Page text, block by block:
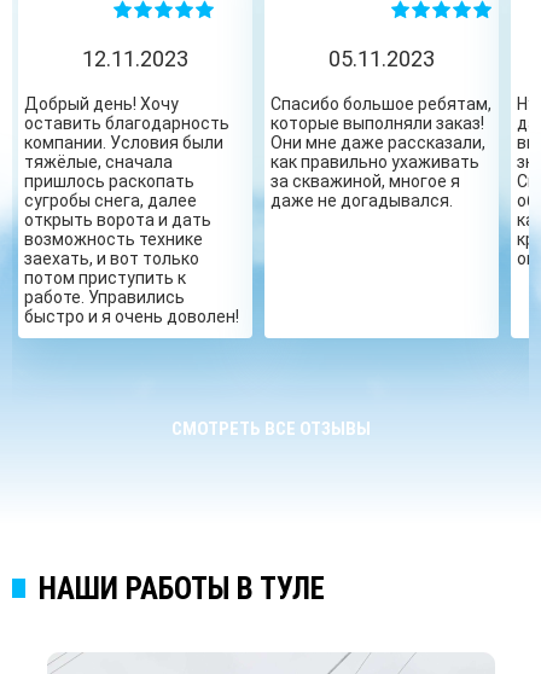
12.11.2023
Добрый день! Хочу
оставить благодарность
компании. Условия были
тяжёлые, сначала
пришлось раскопать
сугробы снега, далее
открыть ворота и дать
возможность технике
заехать, и вот только
потом приступить к
работе. Управились
быстро и я очень доволен!
05.11.2023
Спасибо большое ребятам,
которые выполняли заказ!
Они мне даже рассказали,
как правильно ухаживать
за скважиной, многое я
даже не догадывался.
СМОТРЕТЬ ВСЕ ОТЗЫВЫ
НАШИ РАБОТЫ В ТУЛЕ